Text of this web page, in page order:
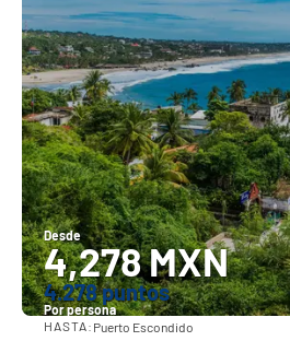
Desde
4,278 MXN
4.278 puntos
Por persona
HASTA: Puerto Escondido